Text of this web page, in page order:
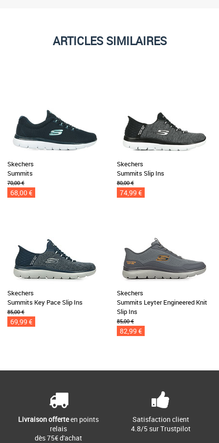
ARTICLES SIMILAIRES
Skechers
Summits
70,00 €
68,00 €
Skechers
Summits Slip Ins
80,00 €
74,99 €
Skechers
Summits Key Pace Slip Ins
85,00 €
69,99 €
Skechers
Summits Leyter Engineered Knit
Slip Ins
85,00 €
82,99 €
Livraison offerteen points
relais
dès 75€ d'achat
Satisfaction client
4.8/5 sur Trustpilot